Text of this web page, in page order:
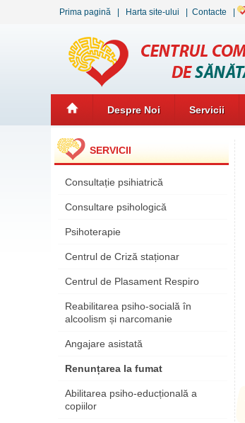
Prima pagină Harta site-ului Contacte
Despre Noi Servicii
SERVICII
Consultație psihiatrică
Consultare psihologică
Psihoterapie
Centrul de Criză staționar
Centrul de Plasament Respiro
Reabilitarea psiho-socială în
alcoolism și narcomanie
Angajare asistată
Renunțarea la fumat
Abilitarea psiho-educțională a
copiilor